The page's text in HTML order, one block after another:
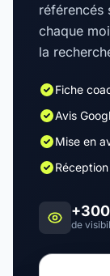
référencés
chaque
la
Fiche
Avis
Mise en
de